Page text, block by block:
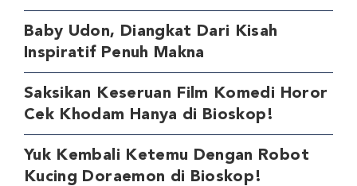
Baby Udon, Diangkat Dari Kisah
Inspiratif Penuh Makna
Saksikan Keseruan Film Komedi Horor
Cek Khodam Hanya di Bioskop!
Yuk Kembali Ketemu Dengan Robot
Kucing Doraemon di Bioskop!